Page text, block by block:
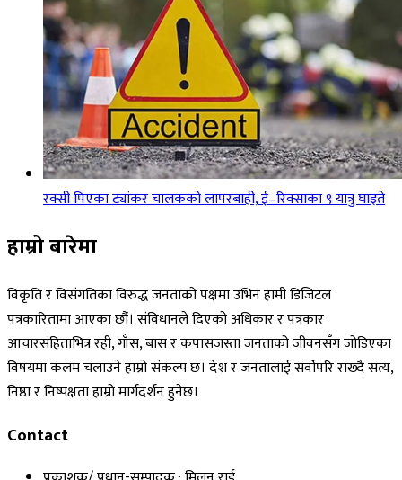
रक्सी पिएका ट्यांकर चालकको लापरबाही, ई–रिक्साका ९ यात्रु घाइते
हाम्रो बारेमा
विकृति र विसंगतिका विरुद्ध जनताको पक्षमा उभिन हामी डिजिटल
पत्रकारितामा आएका छौं। संविधानले दिएको अधिकार र पत्रकार
आचारसंहिताभित्र रही, गाँस, बास र कपासजस्ता जनताको जीवनसँग जोडिएका
विषयमा कलम चलाउने हाम्रो संकल्प छ। देश र जनतालाई सर्वोपरि राख्दै सत्य,
निष्ठा र निष्पक्षता हाम्रो मार्गदर्शन हुनेछ।
Contact